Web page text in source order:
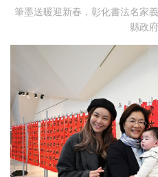
筆墨送暖迎新春，彰化書法名家
縣政